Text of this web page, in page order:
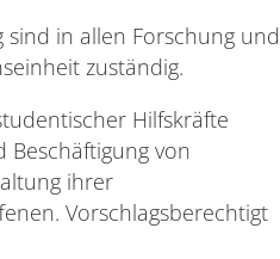
in allen Forschung und
zuständig.
Hilfskräfte
Beschäftigung von
ihrer
Vorschlagsberechtigt